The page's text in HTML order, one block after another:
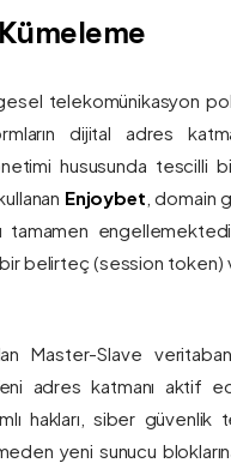
telekomünikasyon
dijital adres
hususunda tescilli
Enjoybet , domain
tamamen
belirteç (session token)
Master-Slave
adres katmanı aktif
hakları, siber
yeni sunucu